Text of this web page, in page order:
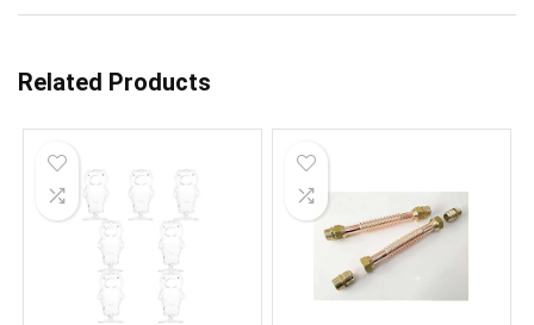
Related Products